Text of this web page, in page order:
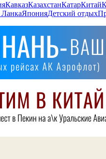
КавказКазахстанКатарКитай
ЯпонияДетский отдых